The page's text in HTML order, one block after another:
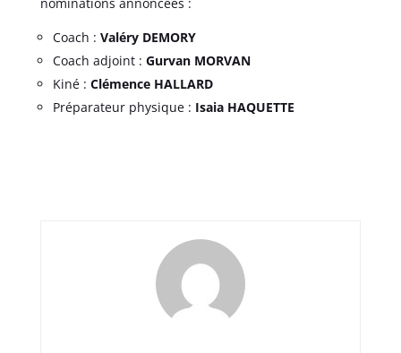
Coach : Valéry DEMORY
Coach adjoint : Gurvan MORVAN
Kiné : Clémence HALLARD
Préparateur physique : Isaia HAQUETTE